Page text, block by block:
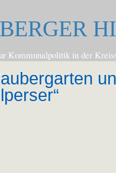
Kommunalpolitik in der